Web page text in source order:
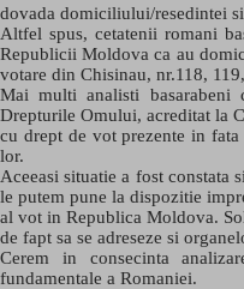
dovada domiciliului/resedintei
Altfel spus, cetatenii romani
Republicii Moldova ca au
votare din Chisinau, nr.118,
Mai multi analisti basarabeni
Drepturile Omului, acreditat la
cu drept de vot prezente in
lor.
Aceeasi situatie a fost
le putem pune la dispozitie
al vot in Republica Moldova.
de fapt sa se adreseze si
Cerem in consecinta
fundamentale a Romaniei.